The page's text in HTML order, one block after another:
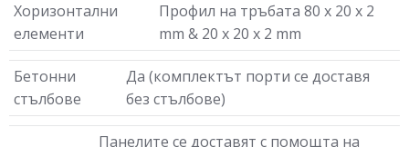
Хоризонтални
елементи
Профил на тръбата 80 x 20 x 2
mm & 20 x 20 x 2 mm
Бетонни
стълбове
Да (комплектът порти се доставя
без стълбове)
Панелите се доставят с помощта на